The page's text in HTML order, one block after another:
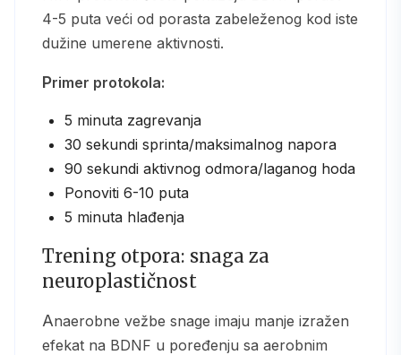
4-5 puta veći od porasta zabeleženog kod iste
dužine umerene aktivnosti.
Primer protokola:
5 minuta zagrevanja
30 sekundi sprinta/maksimalnog napora
90 sekundi aktivnog odmora/laganog hoda
Ponoviti 6-10 puta
5 minuta hlađenja
Trening otpora: snaga za
neuroplastičnost
Anaerobne vežbe snage imaju manje izražen
efekat na BDNF u poređenju sa aerobnim